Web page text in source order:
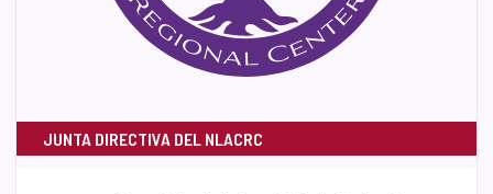
JUNTA DIRECTIVA DEL NLACRC